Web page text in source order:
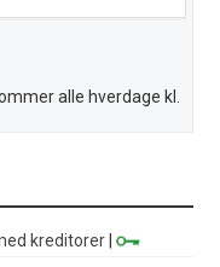
alle hverdage kl.
kreditorer |